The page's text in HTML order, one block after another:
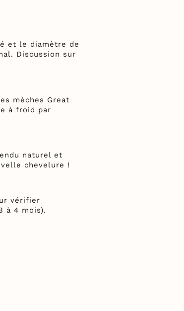
et le diamètre de
Discussion sur
mèches Great
à froid par
naturel et
chevelure !
vérifier
à 4 mois).